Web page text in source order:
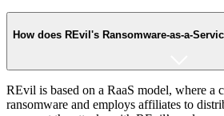
How does REvil's Ransomware-as-a-
REvil is based on a RaaS model, where a
ransomware and employs affiliates to